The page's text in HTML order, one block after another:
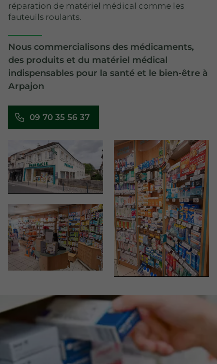
réparation de matériel médical comme les
fauteuils roulants.
Nous commercialisons des médicaments,
des produits et du matériel médical
indispensables pour la santé et le bien-être à
Arpajon
09 70 35 56 37